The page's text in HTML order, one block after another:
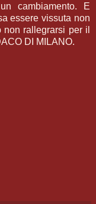
cambiamento. E
essere vissuta non
rallegrarsi per il
DI MILANO.